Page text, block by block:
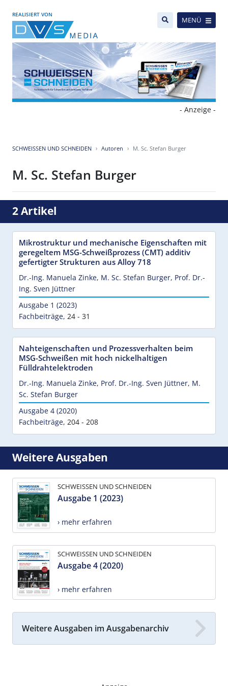
REALISIERT VON
MENÜ
- Anzeige -
SCHWEISSEN UND SCHNEIDEN Autoren M. Sc. Stefan Burger
M. Sc. Stefan Burger
2 Artikel
Mikrostruktur und mechanische Eigenschaften mit
geregeltem MSG-Schweißprozess (CMT) additiv
gefertigter Strukturen aus Alloy 718
Dr.-Ing. Manuela Zinke, M. Sc. Stefan Burger, Prof. Dr.-
Ing. Sven Jüttner
Ausgabe 1 (2023)
Fachbeiträge, 24 - 31
Nahteigenschaften und Prozessverhalten beim
MSG-Schweißen mit hoch nickelhaltigen
Fülldrahtelektroden
Dr.-Ing. Manuela Zinke, Prof. Dr.-Ing. Sven Jüttner, M.
Sc. Stefan Burger
Ausgabe 4 (2020)
Fachbeiträge, 204 - 208
Weitere Ausgaben
SCHWEISSEN UND SCHNEIDEN
Ausgabe 1 (2023)
› mehr erfahren
SCHWEISSEN UND SCHNEIDEN
Ausgabe 4 (2020)
› mehr erfahren
Weitere Ausgaben im Ausgabenarchiv